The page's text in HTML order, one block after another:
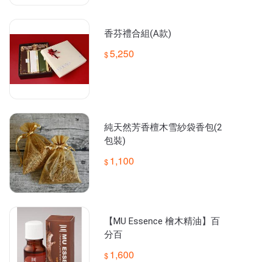
香芬禮合組(A款)
5,250
純天然芳香檀木雪紗袋香包(2
包裝)
1,100
【MU Essence 檜木精油】百
分百
1,600